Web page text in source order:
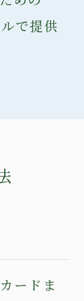
で提供
ードま